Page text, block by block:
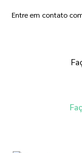
Entre em contato